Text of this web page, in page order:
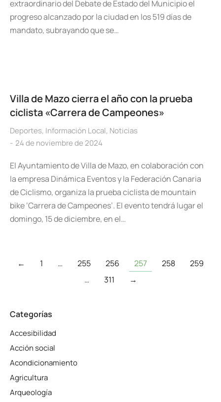
extraordinario del Debate de Estado del Municipio el
progreso alcanzado por la ciudad en los 519 días de
mandato, subrayando que se…
Villa de Mazo cierra el año con la prueba
ciclista «Carrera de Campeones»
Deportes, Información Local, Noticias
24 de noviembre de 2024
El Ayuntamiento de Villa de Mazo, en colaboración con
la empresa Dinámica Eventos y la Federación Canaria
de Ciclismo, organiza la prueba ciclista de mountain
bike ‘Carrera de Campeones’. El evento tendrá lugar el
domingo, 15 de diciembre, en el…
← 1 … 255 256 257 258
259
…
311 →
Categorías
Accesibilidad
Acción social
Acondicionamiento
Agricultura
Arqueología